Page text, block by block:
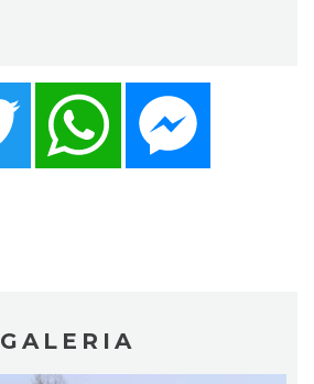
Twitter WhatsApp
GALERIA